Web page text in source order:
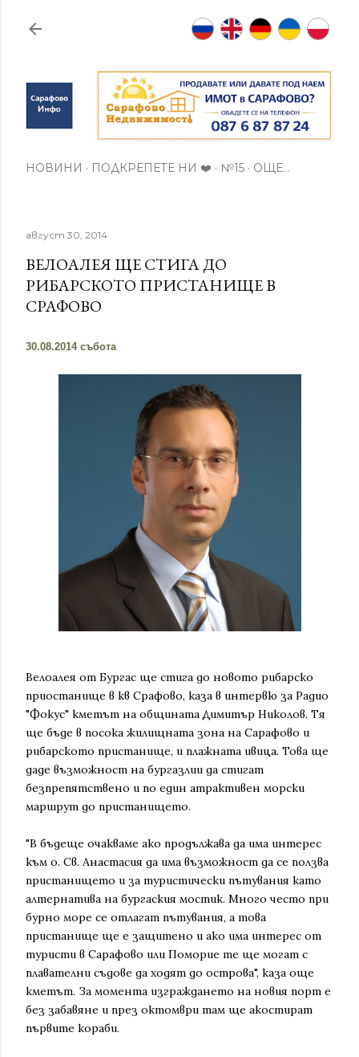
Пропускане към основното съдържание
НОВИНИ ПОДКРЕПЕТЕ НИ ❤️ №15 ОЩЕ…
август 30, 2014
ВЕЛОАЛЕЯ ЩЕ СТИГА ДО
РИБАРСКОТО ПРИСТАНИЩЕ В
СРАФОВО
30.08.2014 събота
Велоалея от Бургас ще стига до новото рибарско
приостанище в кв Срафово, каза в интервю за Радио
"Фокус" кметът на общината Димитър Николов. Тя
ще бъде в посока жилищната зона на Сарафово и
рибарското пристанище, и плажната ивица. Това ще
даде възможност на бургазлии да стигат
безпрепятствено и по един атрактивен морски
маршрут до пристанището.
"В бъдеще очакваме ако продължава да има интерес
към о. Св. Анастасия да има възможност да се ползва
пристанището и за туристически пътувания като
алтернатива на бургаския мостик. Много често при
бурно море се отлагат пътувания, а това
пристанище ще е защитено и ако има интерес от
туристи в Сарафово или Поморие те ще могат с
плавателни съдове да ходят до острова", каза още
кметът. За момента изграждането на новия порт е
без забавяне и през октомври там ще акостират
първите кораби.